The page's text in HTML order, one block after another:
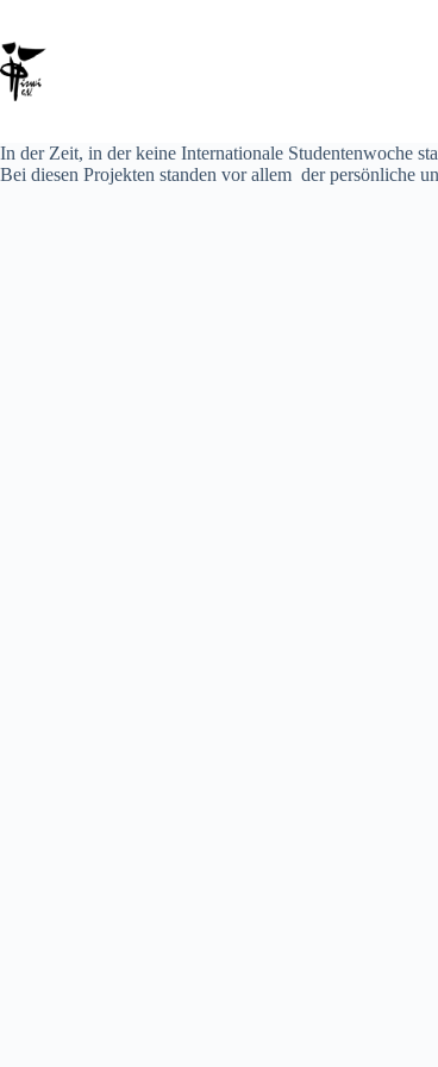
springen
In der Zeit, in der keine Internationale Studentenwoche
Bei diesen Projekten standen vor allem der persönliche